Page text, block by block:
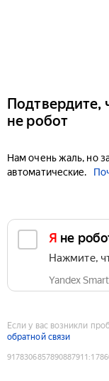
Подтвердите,
не робот
Нам очень жаль, но
автоматические.
Я не
Нажмите,
Yandex
Если у вас возникли
обратной связи
9178306857890887911 :